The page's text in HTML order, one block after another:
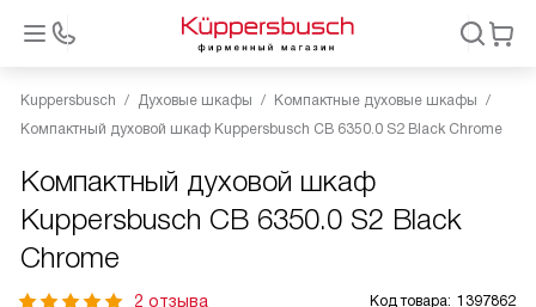
Kuppersbusch Духовые шкафы
Компактные духовые шкафы
Компактный духовой шкаф Kuppersbusch CB 6350.0 S2 Black Chrome
Компактный духовой шкаф
Kuppersbusch CB 6350.0 S2 Black
Chrome
2 отзыва Код товара: 1397862